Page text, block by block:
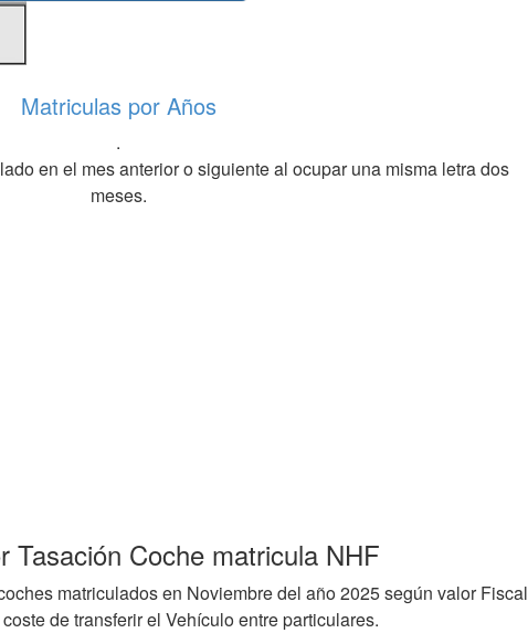
Matriculas por Años
.
en el mes anterior o siguiente al ocupar una misma letra dos
meses.
Tasación Coche matricula NHF
matriculados en Noviembre del año 2025 según valor Fiscal
de transferir el Vehículo entre particulares.